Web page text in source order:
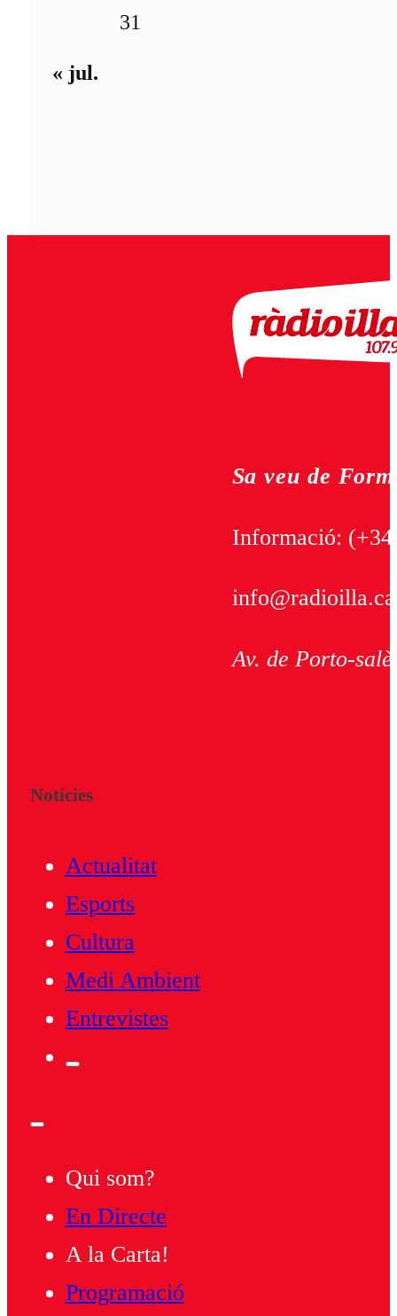
31
« jul.
Sa veu de
Informació:
Av. de Porto-
Notícies
Actualitat
Esports
Cultura
Medi Ambient
Entrevistes
Qui som?
En Directe
A la Carta!
Programació